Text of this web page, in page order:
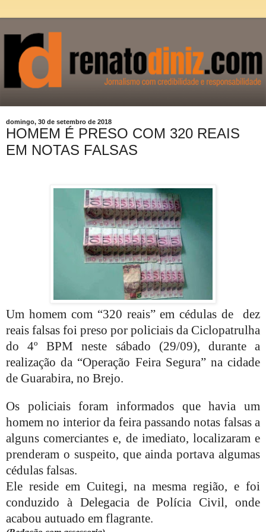
domingo, 30 de setembro de 2018
HOMEM É PRESO COM 320 REAIS
EM NOTAS FALSAS
Um homem com “320 reais” em cédulas de
dez
reais falsas foi preso por policiais da Ciclopatrulha
do 4º BPM neste sábado (29/09), durante a
realização da “Operação Feira Segura” na cidade
de Guarabira, no Brejo.
Os policiais foram informados que havia um
homem no interior da feira passando notas falsas a
alguns comerciantes e, de imediato, localizaram e
prenderam o suspeito, que ainda portava algumas
cédulas falsas.
Ele reside em Cuitegi, na mesma região, e foi
conduzido à Delegacia de Polícia Civil, onde
acabou autuado em flagrante.